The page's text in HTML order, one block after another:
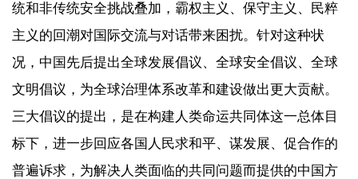
统和非传统安全挑战叠加，霸权主义、保守主义、民粹
主义的回潮对国际交流与对话带来困扰。针对这种状
况，中国先后提出全球发展倡议、全球安全倡议、全球
文明倡议，为全球治理体系改革和建设做出更大贡献。
三大倡议的提出，是在构建人类命运共同体这一总体目
标下，进一步回应各国人民求和平、谋发展、促合作的
普遍诉求，为解决人类面临的共同问题而提供的中国方